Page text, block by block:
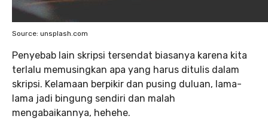
Source: unsplash.com
Penyebab lain skripsi tersendat biasanya karena kita
terlalu memusingkan apa yang harus ditulis dalam
skripsi. Kelamaan berpikir dan pusing duluan, lama-
lama jadi bingung sendiri dan malah
mengabaikannya, hehehe.